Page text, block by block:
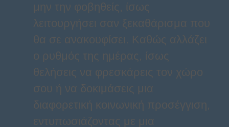
μην την φοβηθείς, ίσως
λειτουργήσει σαν ξεκαθάρισμα που
θα σε ανακουφίσει. Καθώς αλλάζει
ο ρυθμός της ημέρας, ίσως
θελήσεις να φρεσκάρεις τον χώρο
σου ή να δοκιμάσεις μια
διαφορετική κοινωνική προσέγγιση,
εντυπωσιάζοντας με μια